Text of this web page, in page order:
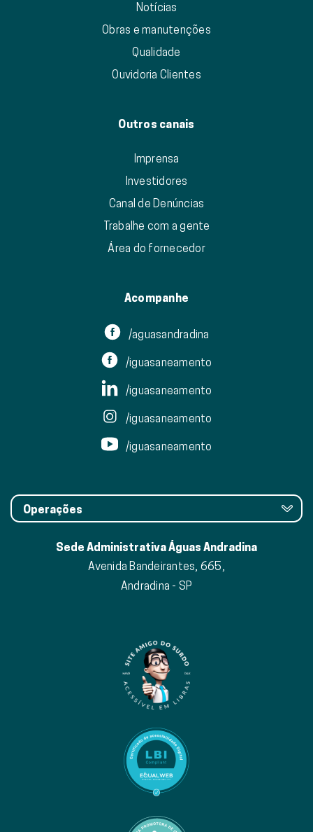
Notícias
Obras e manutenções
Qualidade
Ouvidoria Clientes
Outros canais
Imprensa
Investidores
Canal de Denúncias
Trabalhe com a gente
Área do fornecedor
Acompanhe
/aguasandradina
/iguasaneamento
/iguasaneamento
/iguasaneamento
/iguasaneamento
Operações
Sede Administrativa Águas Andradina
Avenida Bandeirantes, 665,
Andradina - SP